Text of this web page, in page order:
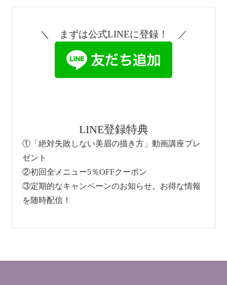
＼ まずは公式LINEに登録！ ／
LINE登録特典
①「絶対失敗しない美眉の描き方」動画講座プレ
ゼント
②初回全メニュー5％OFFクーポン
③定期的なキャンペーンのお知らせ。お得な情報
を随時配信！